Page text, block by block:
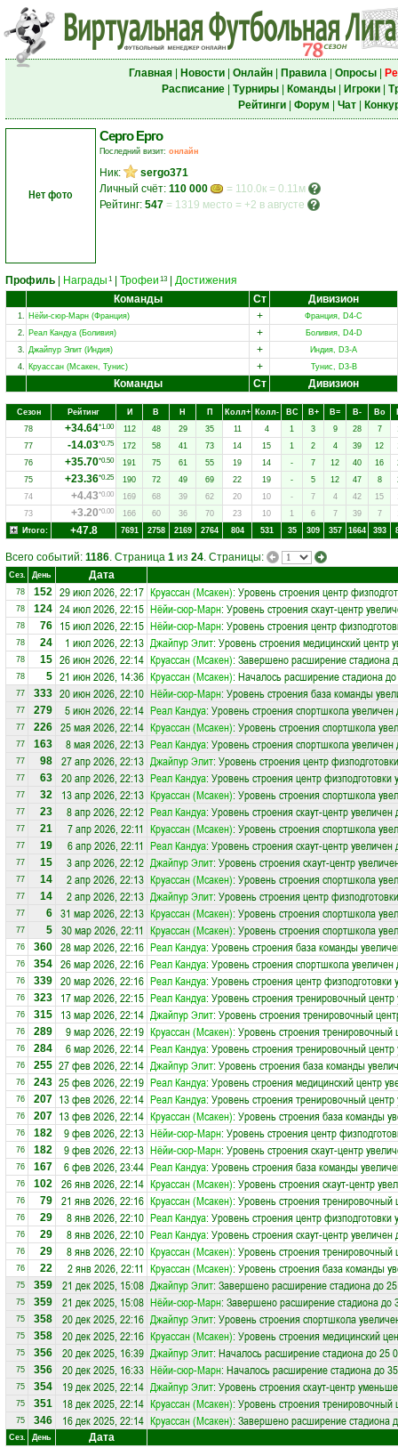
Главная| Новости| Онлайн| Правила| Опросы|
Расписание| Турниры| Команды| Игроки|
Рейтинги| Форум Чат|
Нет фото
Серго Ерго
Последний визит: онлайн
Ник:
sergo371
Личный счёт: 110 000
= 110.0к = 0.11м
Рейтинг: 547 = 1319 место = +2 в августе
Профиль Награды 1 Трофеи 13
Достижения
Команды
Ст Дивизион
1. Нёйи-сюр-Марн (Франция) +
Франция, D4-C
2. Реал Кандуа (Боливия) +
Боливия, D4-D
3. Джайпур Элит (Индия) +
Индия, D3-A
4. Круассан (Мсакен, Тунис) + Тунис, D3-B
Команды Ст Дивизион
Сезон Рейтинг И В Н П Колл+ Колл- ВC В+ В= В- Вo
78
+34.64*1.00 112 48 29 35 11 4 1 3 9 28 7
77
-14.03*0.75 172 58 41 73 14 15 1 2 4 39 12
76
+35.70*0.50 191 75 61 55 19 14 - 7 12 40 16
75
+23.36*0.25 190 72 49 69 22 19 - 5 12 47 8
74
+4.43*0.00 169 68 39 62 20 10 - 7 4 42 15
73
+3.20*0.00 166 60 36 70 23 10 1 6 7 39 7
Итого:
+47.8 7691 2758 2169 2764 804 531 35 309 357 1664 393
Всего событий: 1186. Страница 1 из 24. Страницы:
Сез. День Дата
78 152 29 июл 2026, 22:17 Круассан (Мсакен): Уровень строения центр
78 124 24 июл 2026, 22:15 Нёйи-сюр-Марн: Уровень строения скаут-центр
78 76 15 июл 2026, 22:15 Нёйи-сюр-Марн: Уровень строения центр
78 24 1 июл 2026, 22:13 Джайпур Элит: Уровень строения медицинский центр
78 15 26 июн 2026, 22:14 Круассан (Мсакен): Завершено расширение стадиона
78 5 21 июн 2026, 14:36 Круассан (Мсакен): Началось расширение стадиона
77 333 20 июн 2026, 22:10 Нёйи-сюр-Марн: Уровень строения база команды
77 279 5 июн 2026, 22:14 Реал Кандуа: Уровень строения спортшкола увеличен
77 226 25 мая 2026, 22:14 Круассан (Мсакен): Уровень строения спортшкола
77 163 8 мая 2026, 22:13 Реал Кандуа: Уровень строения спортшкола увеличен
77 98 27 апр 2026, 22:13 Джайпур Элит: Уровень строения центр
77 63 20 апр 2026, 22:13 Реал Кандуа: Уровень строения центр физподготовки
77 32 13 апр 2026, 22:13 Круассан (Мсакен): Уровень строения спортшкола
77 23 8 апр 2026, 22:12 Реал Кандуа: Уровень строения скаут-центр увеличен
77 21 7 апр 2026, 22:11 Круассан (Мсакен): Уровень строения спортшкола
77 19 6 апр 2026, 22:11 Реал Кандуа: Уровень строения скаут-центр увеличен
77 15 3 апр 2026, 22:12 Джайпур Элит: Уровень строения скаут-центр
77 14 2 апр 2026, 22:13 Круассан (Мсакен): Уровень строения спортшкола
77 14 2 апр 2026, 22:13 Джайпур Элит: Уровень строения центр
77 6 31 мар 2026, 22:13 Круассан (Мсакен): Уровень строения спортшкола
77 5 30 мар 2026, 22:11 Круассан (Мсакен): Уровень строения спортшкола
76 360 28 мар 2026, 22:16 Реал Кандуа: Уровень строения база команды
76 354 26 мар 2026, 22:16 Реал Кандуа: Уровень строения спортшкола увеличен
76 339 20 мар 2026, 22:16 Реал Кандуа: Уровень строения центр физподготовки
76 323 17 мар 2026, 22:15 Реал Кандуа: Уровень строения тренировочный
76 315 13 мар 2026, 22:14 Джайпур Элит: Уровень строения тренировочный
76 289 9 мар 2026, 22:19 Круассан (Мсакен): Уровень строения тренировочный
76 284 6 мар 2026, 22:14 Реал Кандуа: Уровень строения тренировочный
76 255 27 фев 2026, 22:14 Джайпур Элит: Уровень строения база команды
76 243 25 фев 2026, 22:19 Реал Кандуа: Уровень строения медицинский центр
76 207 13 фев 2026, 22:14 Реал Кандуа: Уровень строения тренировочный
76 207 13 фев 2026, 22:14 Круассан (Мсакен): Уровень строения база команды
76 182 9 фев 2026, 22:13 Нёйи-сюр-Марн: Уровень строения центр
76 182 9 фев 2026, 22:13 Нёйи-сюр-Марн: Уровень строения скаут-центр
76 167 6 фев 2026, 23:44 Реал Кандуа: Уровень строения база команды
76 102 26 янв 2026, 22:14 Круассан (Мсакен): Уровень строения скаут-центр
76 79 21 янв 2026, 22:16 Круассан (Мсакен): Уровень строения тренировочный
76 29 8 янв 2026, 22:10 Реал Кандуа: Уровень строения центр
76 29 8 янв 2026, 22:10 Реал Кандуа: Уровень строения скаут-центр увеличен
76 29 8 янв 2026, 22:10 Круассан (Мсакен): Уровень строения тренировочный
76 22 2 янв 2026, 22:11 Круассан (Мсакен): Уровень строения база команды
75 359 21 дек 2025, 15:08 Джайпур Элит: Завершено расширение стадиона до
75 359 21 дек 2025, 15:08 Нёйи-сюр-Марн: Завершено расширение стадиона до
75 358 20 дек 2025, 22:16 Джайпур Элит: Уровень строения спортшкола
75 358 20 дек 2025, 22:16 Круассан (Мсакен): Уровень строения медицинский
75 356 20 дек 2025, 16:39 Джайпур Элит: Началось расширение стадиона до 25
75 356 20 дек 2025, 16:33 Нёйи-сюр-Марн: Началось расширение стадиона до
75 354 19 дек 2025, 22:14 Джайпур Элит: Уровень строения скаут-центр
75 351 18 дек 2025, 22:14 Круассан (Мсакен): Уровень строения тренировочный
75 346 16 дек 2025, 22:14 Круассан (Мсакен): Завершено расширение стадиона
Сез. День
Дата